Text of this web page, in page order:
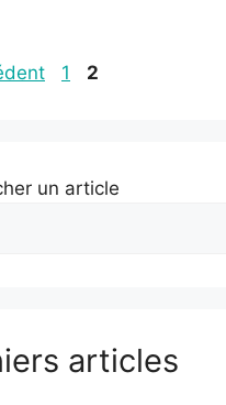
Page
1 Page
2
un article
articles